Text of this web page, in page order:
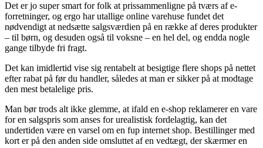
Det er jo super smart for folk at prissammenligne på tværs af e-
forretninger, og ergo har utallige online varehuse fundet det
nødvendigt at nedsætte salgsværdien på en række af deres produkter
– til børn, og desuden også til voksne – en hel del, og endda nogle
gange tilbyde fri fragt.
Det kan imidlertid vise sig rentabelt at besigtige flere shops på nettet
efter rabat på før du handler, således at man er sikker på at modtage
den mest betalelige pris.
Man bør trods alt ikke glemme, at ifald en e-shop reklamerer en vare
for en salgspris som anses for urealistisk fordelagtig, kan det
undertiden være en varsel om en fup internet shop. Bestillinger med
kort er på den anden side omsluttet af en vedtægt, der skærmer en